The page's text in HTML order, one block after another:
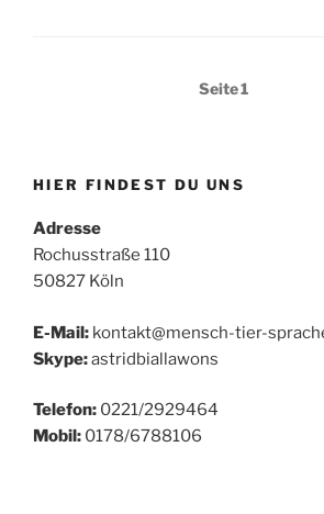
Seitennummerierung
Seite1
HIER FINDEST DU UNS
Adresse
Rochusstraße 110
50827 Köln
E-Mail: kontakt@mensch-tier-
Skype:astridbiallawons
Telefon: 0221/2929464
Mobil: 0178/6788106